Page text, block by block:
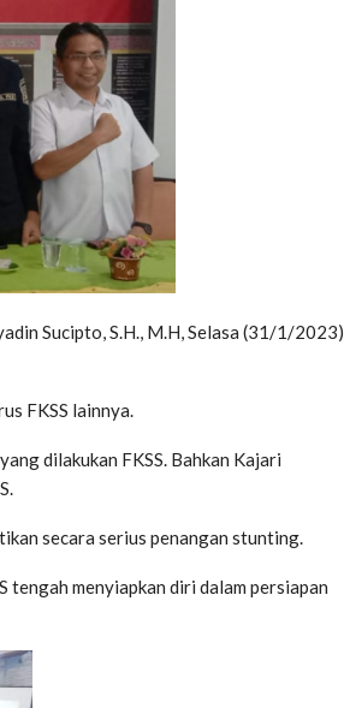
Sucipto, S.H., M.H, Selasa (31/1/2023)
FKSS lainnya.
dilakukan FKSS. Bahkan Kajari
secara serius penangan stunting.
tengah menyiapkan diri dalam persiapan